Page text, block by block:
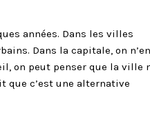
années. Dans les villes
Dans la capitale, on n’en
on peut penser que la ville
que c’est une alternative